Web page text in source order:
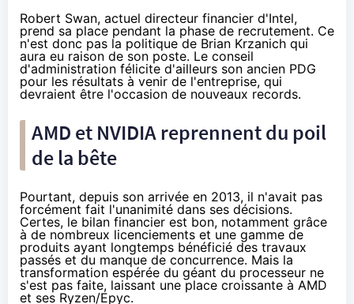
Robert Swan, actuel directeur financier d'Intel,
prend sa place pendant la phase de recrutement. Ce
n'est donc pas la politique de Brian Krzanich qui
aura eu raison de son poste. Le conseil
d'administration félicite d'ailleurs son ancien PDG
pour les résultats à venir de l'entreprise, qui
devraient être l'occasion de nouveaux records.
AMD et NVIDIA reprennent du poil
de la bête
Pourtant, depuis son arrivée en 2013, il n'avait pas
forcément fait l'unanimité dans ses décisions.
Certes, le bilan financier est bon, notamment grâce
à de nombreux licenciements et une gamme de
produits ayant longtemps bénéficié des travaux
passés et du manque de concurrence. Mais la
transformation espérée du géant du processeur ne
s'est pas faite, laissant une place croissante à AMD
et ses Ryzen/Epyc.